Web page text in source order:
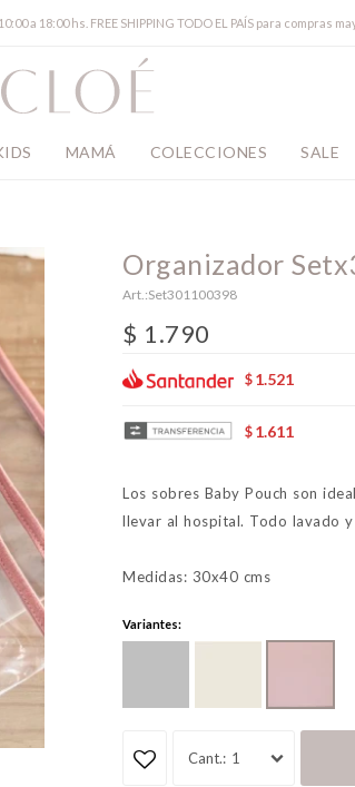
MAMÁ COLECCIONES SALE
a 18:00 hs. FREE SHIPPING TODO EL PAÍS para compras
Organizador
Set301100398
$ 1.790
$ 1.521
$ 1.611
Los sobres Baby Pouch son
llevar al hospital. Todo lavado
Medidas: 30x40 cms
Variantes:
1